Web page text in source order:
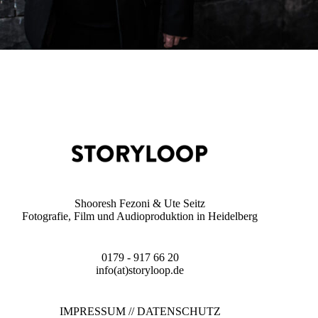
Shooresh Fezoni & Ute Seitz
Fotografie, Film und Audioproduktion in Heidelberg
0179 - 917 66 20
info(at)storyloop.de
IMPRESSUM//DATENSCHUTZ